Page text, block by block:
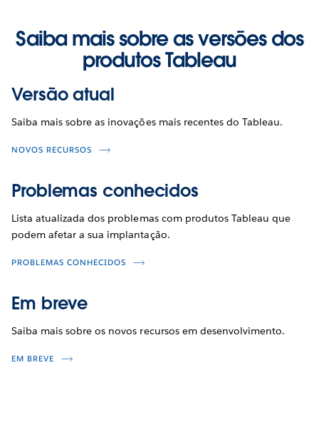
Saiba mais sobre as versões dos
produtos Tableau
Versão atual
Saiba mais sobre as inovações mais recentes do Tableau.
NOVOS RECURSOS
Problemas conhecidos
Lista atualizada dos problemas com produtos Tableau que
podem afetar a sua implantação.
PROBLEMAS CONHECIDOS
Em breve
Saiba mais sobre os novos recursos em desenvolvimento.
EM BREVE